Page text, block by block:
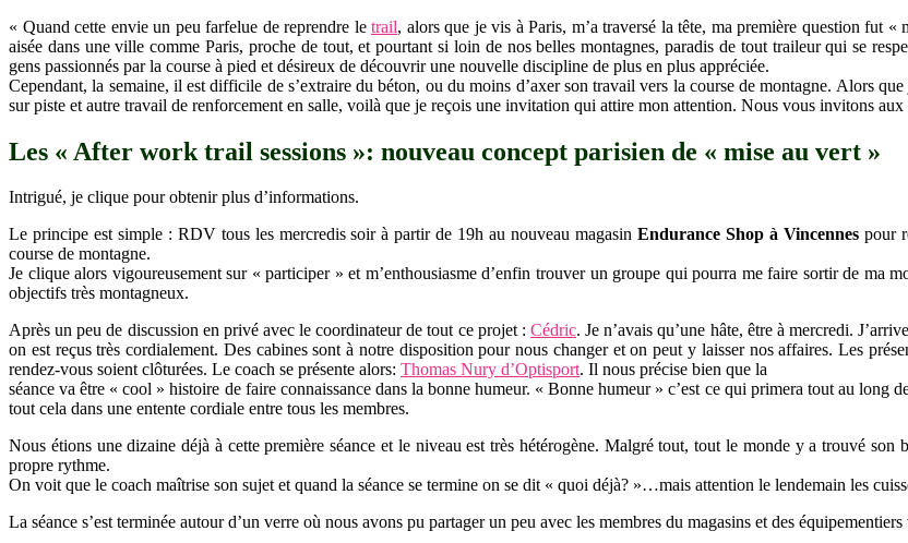
« Quand cette envie un peu farfelue de reprendre le trail, alors que je vis à Paris, m’a traversé la tête, ma première question fut
aisée dans une ville comme Paris, proche de tout, et pourtant si loin de nos belles montagnes, paradis de tout traileur qui se
gens passionnés par la course à pied et désireux de découvrir une nouvelle discipline de plus en plus appréciée.
Cependant, la semaine, il est difficile de s’extraire du béton, ou du moins d’axer son travail vers la course de montagne. Alors
sur piste et autre travail de renforcement en salle, voilà que je reçois une invitation qui attire mon attention. Nous vous invitons
Les « After work trail sessions »: nouveau concept parisien de « mise au vert »
Intrigué, je clique pour obtenir plus d’informations.
Le principe est simple : RDV tous les mercredis soir à partir de 19h au nouveau magasinEndurance Shop à Vincennespour
course de montagne.
Je clique alors vigoureusement sur « participer » et m’enthousiasme d’enfin trouver un groupe qui pourra me faire sortir de ma
objectifs très montagneux.
Après un peu de discussion en privé avec le coordinateur de tout ce projet :Cédric. Je n’avais qu’une hâte, être à mercredi.
on est reçus très cordialement. Des cabines sont à notre disposition pour nous changer et on peut y laisser nos affaires. Les
rendez-vous soient clôturées. Le coach se présente alors: Thomas Nury d’Optisport. Il nous précise bien que la
séance va être « cool » histoire de faire connaissance dans la bonne humeur. « Bonne humeur » c’est ce qui primera tout au long
tout cela dans une entente cordiale entre tous les membres.
Nous étions une dizaine déjà à cette première séance et le niveau est très hétérogène. Malgré tout, tout le monde y a trouvé son
propre rythme.
On voit que le coach maîtrise son sujet et quand la séance se termine on se dit « quoi déjà? »…mais attention le lendemain les
La séance s’est terminée autour d’un verre où nous avons pu partager un peu avec les membres du magasins et des